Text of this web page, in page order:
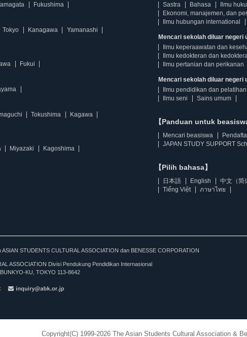
Fukushima
Tokyo Kanagawa
Yamanashi
Fukui
Tokushima
Kagawa
Miyazaki
Kagoshima
Sastra
Bahasa
Ilmu
Ekonomi, manajemen, dan
Ilmu hubungan international
Mencari sekolah diluar negeri
Ilmu keperaawatan dan
Ilmu kedokteran dan
Ilmu pertanian dan perikanan
Mencari sekolah diluar negeri
Ilmu pendidikan dan
Ilmu seni
Sains umum
【Panduan untuk beasiswa
Mencari beasiswa
JAPAN STUDY SUPPORT
【Pilih bahasa】
日本語 English 中文（简
Tiếng Việt
ภาษาไทย
STUDENTS CULTURAL ASSOCIATION dan BENESSE CORPORATION
ASSOCIATION Divisi Pendukung Pendidikan Internasional
KU, TOKYO 113-8642
Copyright(C) 1999-2026 The Asian Students Cultural Association &